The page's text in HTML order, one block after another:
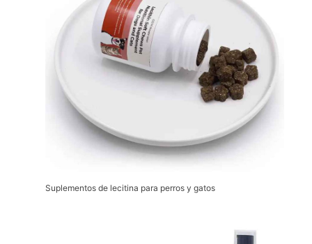
Suplementos de lecitina para perros y gatos